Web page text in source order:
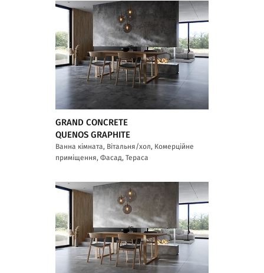
GRAND CONCRETE
QUENOS GRAPHITE
Ванна кімната, Вітальня/хол, Комерційне
приміщення, Фасад, Тераса